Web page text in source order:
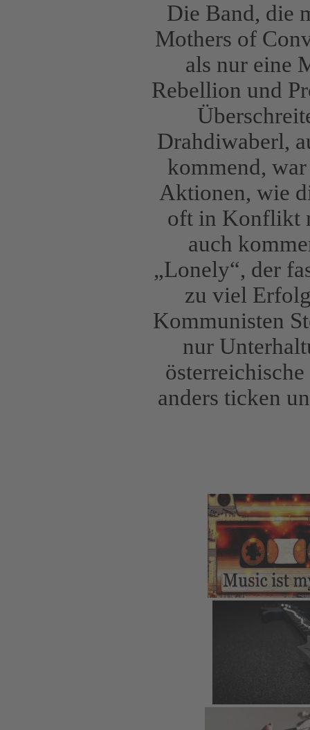
Die Band, die
Mothers of
als nur eine
Rebellion und
Drahdiwaberl,
kommend,
Aktionen, wie
oft in Konflikt
auch
„Lonely“, der
zu viel
Kommunisten
nur
anders ticken